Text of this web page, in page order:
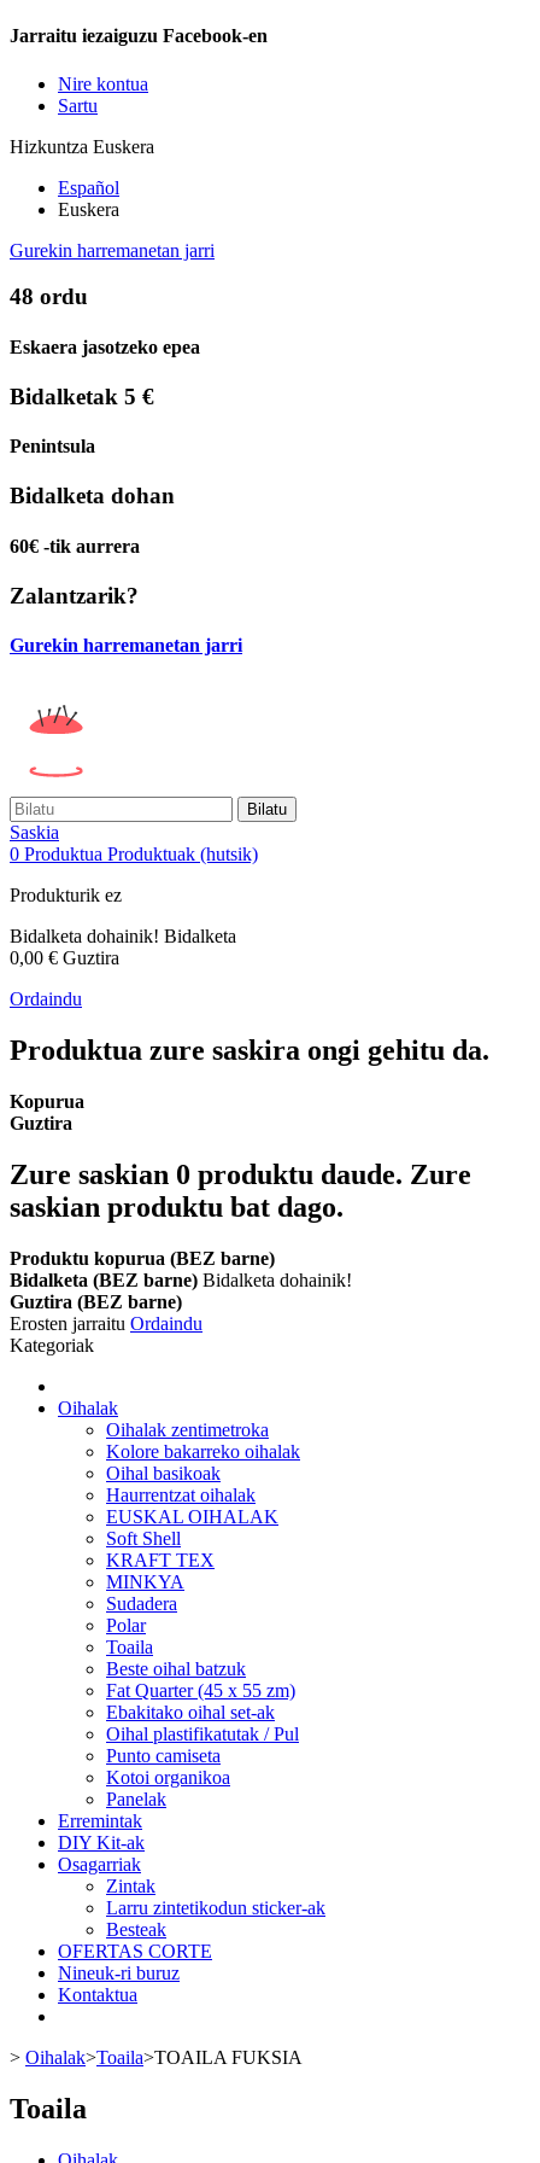
Jarraitu iezaiguzu Facebook-en
Nire kontua
Sartu
Hizkuntza Euskera
Español
Euskera
Gurekin harremanetan jarri
48 ordu
Eskaera jasotzeko epea
Bidalketak 5 €
Penintsula
Bidalketa dohan
60€ -tik aurrera
Zalantzarik?
Gurekin harremanetan jarri
Bilatu
Saskia
0 Produktua Produktuak (hutsik)
Produkturik ez
Bidalketa dohainik! Bidalketa
0,00 € Guztira
Ordaindu
Produktua zure saskira ongi gehitu da.
Kopurua
Guztira
Zure saskian 0 produktu daude. Zure
saskian produktu bat dago.
Produktu kopurua (BEZ barne)
Bidalketa (BEZ barne) Bidalketa dohainik!
Guztira (BEZ barne)
Erosten jarraitu Ordaindu
Kategoriak
Oihalak
Oihalak zentimetroka
Kolore bakarreko oihalak
Oihal basikoak
Haurrentzat oihalak
EUSKAL OIHALAK
Soft Shell
KRAFT TEX
MINKYA
Sudadera
Polar
Toaila
Beste oihal batzuk
Fat Quarter (45 x 55 zm)
Ebakitako oihal set-ak
Oihal plastifikatutak / Pul
Punto camiseta
Kotoi organikoa
Panelak
Erremintak
DIY Kit-ak
Osagarriak
Zintak
Larru zintetikodun sticker-ak
Besteak
OFERTAS CORTE
Nineuk-ri buruz
Kontaktua
> Oihalak>Toaila>TOAILA FUKSIA
Toaila